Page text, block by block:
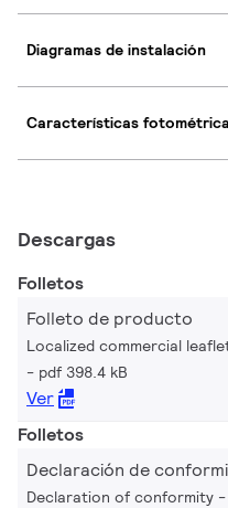
Diagramas de instalación
Características
Descargas
Folletos
Folleto de producto
Localized commercial
pdf 398.4 kB
Ver
Folletos
Declaración de
Declaration of conformity -